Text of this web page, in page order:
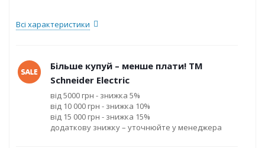
Всі характеристики
Більше купуй – менше плати! ТМ
Schneider Electric
від 5000 грн - знижка 5%
від 10 000 грн - знижка 10%
від 15 000 грн - знижка 15%
додаткову знижку – уточнюйте у менеджера